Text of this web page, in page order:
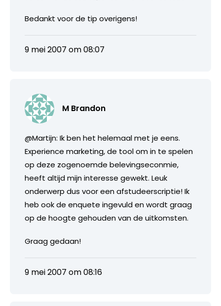
Bedankt voor de tip overigens!
9 mei 2007 om 08:07
M Brandon
@Martijn: Ik ben het helemaal met je eens.
Experience marketing, de tool om in te spelen
op deze zogenoemde belevingseconmie,
heeft altijd mijn interesse gewekt. Leuk
onderwerp dus voor een afstudeerscriptie! Ik
heb ook de enquete ingevuld en wordt graag
op de hoogte gehouden van de uitkomsten.
Graag gedaan!
9 mei 2007 om 08:16